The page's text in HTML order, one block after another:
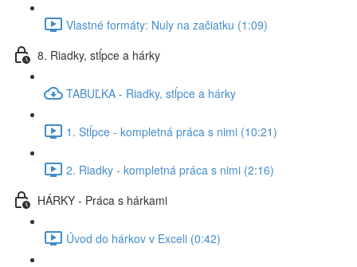
Vlastné formáty: Nuly na začiatku (1:09)
8. Riadky, stĺpce a hárky
TABUĽKA - Riadky, stĺpce a hárky
1. Stĺpce - kompletná práca s nimi (10:21)
2. Riadky - kompletná práca s nimi (2:16)
HÁRKY - Práca s hárkami
Úvod do hárkov v Exceli (0:42)